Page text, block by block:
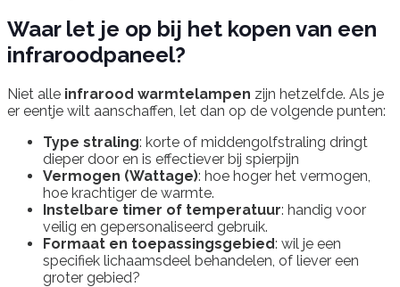
Waar let je op bij het kopen van een
infraroodpaneel?
Niet alle infrarood warmtelampen zijn hetzelfde. Als je
er eentje wilt aanschaffen, let dan op de volgende punten:
Type straling: korte of middengolfstraling dringt
dieper door en is effectiever bij spierpijn
Vermogen (Wattage): hoe hoger het vermogen,
hoe krachtiger de warmte.
Instelbare timer of temperatuur: handig voor
veilig en gepersonaliseerd gebruik.
Formaat en toepassingsgebied: wil je een
specifiek lichaamsdeel behandelen, of liever een
groter gebied?